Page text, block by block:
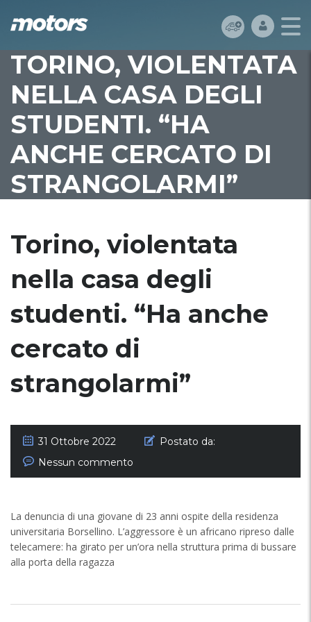
TORINO, VIOLENTATA
NELLA CASA DEGLI
STUDENTI. “HA
ANCHE CERCATO DI
STRANGOLARMI”
Torino, violentata
nella casa degli
studenti. “Ha anche
cercato di
strangolarmi”
31 Ottobre 2022
Postato da:
Nessun commento
La denuncia di una giovane di 23 anni ospite della residenza
universitaria Borsellino. L’aggressore è un africano ripreso dalle
telecamere: ha girato per un’ora nella struttura prima di bussare
alla porta della ragazza